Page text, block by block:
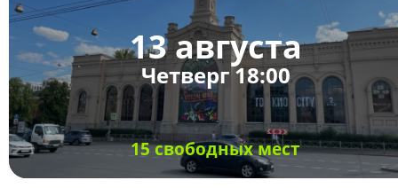
13 августа
Четверг 18:00
15 свободных мест